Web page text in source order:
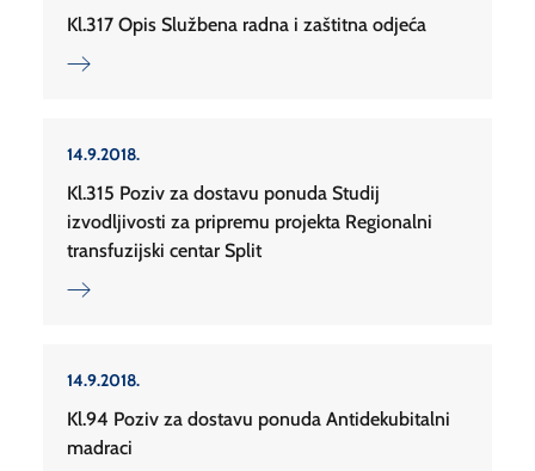
Kl.317 Opis Službena radna i zaštitna odjeća
14.9.2018.
Kl.315 Poziv za dostavu ponuda Studij
izvodljivosti za pripremu projekta Regionalni
transfuzijski centar Split
14.9.2018.
Kl.94 Poziv za dostavu ponuda Antidekubitalni
madraci